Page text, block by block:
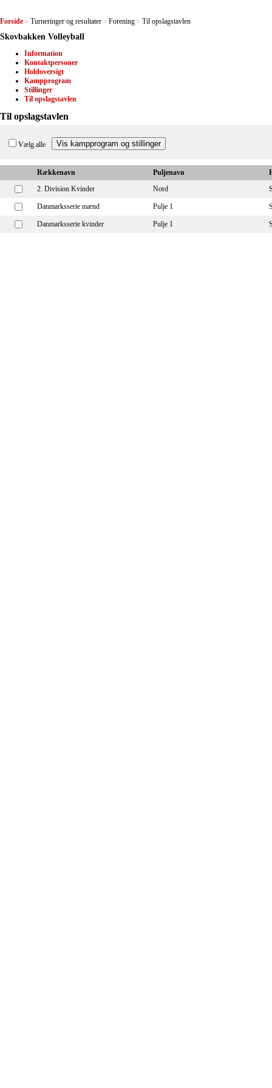
Forside > Turneringer og resultater > Forening > Til opslagstavlen
Skovbakken Volleyball
Information
Kontaktpersoner
Holdoversigt
Kampprogram
Stillinger
Til opslagstavlen
Til opslagstavlen
Vælg alle
Rækkenavn Puljenavn
2. Division Kvinder
Nord
Danmarksserie mænd Pulje 1
Danmarksserie kvinder Pulje 1